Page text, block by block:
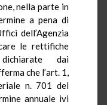
nella parte in
a pena di
dell’Agenzia
le rettifiche
dai
che l’art. 1,
n. 701 del
annuale ivi